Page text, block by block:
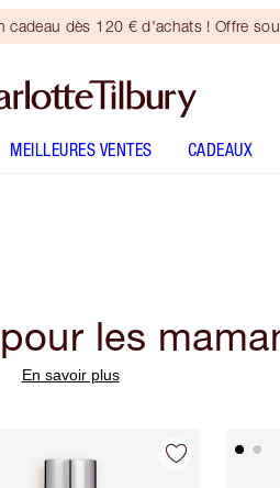
cadeau dès 120 € d'achats ! Offre
MEILLEURES VENTES CADEAUX
les
En savoir plus